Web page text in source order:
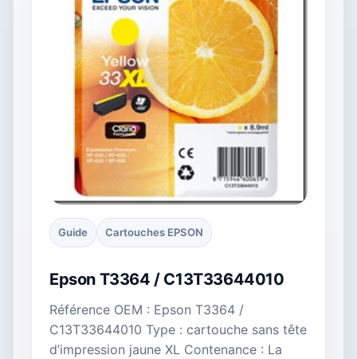
Guide Cartouches EPSON
Epson T3364 / C13T33644010
Référence OEM : Epson T3364 /
C13T33644010 Type : cartouche sans tête
d’impression jaune XL Contenance : La